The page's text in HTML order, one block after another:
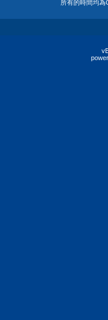
所有的時間均為